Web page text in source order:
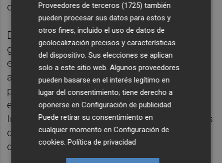
que estar", ha indicado.
Durante los dos días del evento se han
generado "numerosas conexiones" entre
empresas emergentes e inversores y se ha
abordado el futuro de la tecnología. La
programación ha sido simultánea en tres
escenarios (Impact, Growth Quarters e
Innovation) con intervenciones de ejecutivos
de grandes compañías, startups y de
distintos agentes de inversión.
Proveedores de terceros (1725) también
pueden procesar sus datos para estos y
otros fines, incluido el uso de datos de
geolocalización precisos y características
del dispositivo. Sus elecciones se aplican
solo a este sitio web. Algunos proveedores
pueden basarse en el interés legítimo en
lugar del consentimiento; tiene derecho a
oponerse enConfiguración de publicidad
Puede retirar su consentimiento en
cualquier momento enConfiguración de
cookies .Política de privacidad